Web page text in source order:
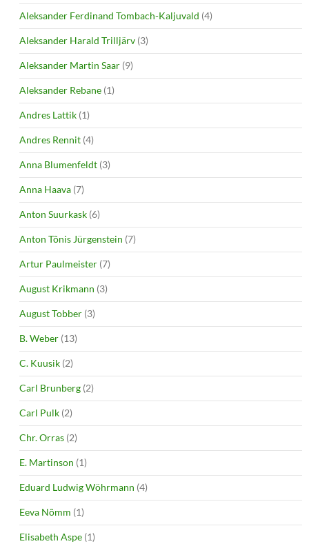
Aleksander Ferdinand Tombach-Kaljuvald (4)
Aleksander Harald Trilljärv (3)
Aleksander Martin Saar (9)
Aleksander Rebane (1)
Andres Lattik (1)
Andres Rennit (4)
Anna Blumenfeldt (3)
Anna Haava (7)
Anton Suurkask (6)
Anton Tõnis Jürgenstein (7)
Artur Paulmeister (7)
August Krikmann (3)
August Tobber (3)
B. Weber (13)
C. Kuusik (2)
Carl Brunberg (2)
Carl Pulk (2)
Chr. Orras (2)
E. Martinson (1)
Eduard Ludwig Wöhrmann (4)
Eeva Nõmm (1)
Elisabeth Aspe (1)